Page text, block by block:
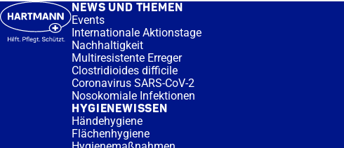
NEWS UND THEMEN
Events
Internationale Aktionstage
Nachhaltigkeit
Multiresistente Erreger
Clostridioides difficile
Coronavirus SARS-CoV-2
Nosokomiale Infektionen
HYGIENEWISSEN
Händehygiene
Flächenhygiene